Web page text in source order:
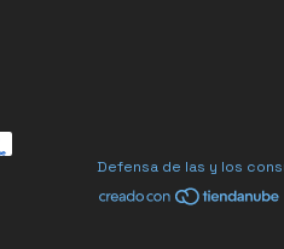
Defensa de las y los